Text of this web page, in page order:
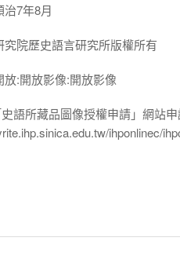
治7年8月
究院歷史語言研究所版權所有
放:開放影像:開放影像
語所藏品圖像授權申請」網站申
ihponlinec/